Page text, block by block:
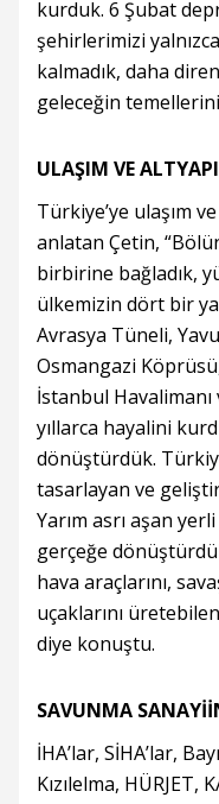
kurduk. 6 Şubat
şehirlerimizi
kalmadık, daha
geleceğin temellerini
ULAŞIM VE
Türkiye’ye ulaşım
anlatan Çetin,
birbirine bağladık,
ülkemizin dört bir
Avrasya Tüneli,
Osmangazi
İstanbul
yıllarca hayalini
dönüştürdük.
tasarlayan ve
Yarım asrı aşan
gerçeğe
hava araçlarını,
uçaklarını
diye konuştu.
SAVUNMA
İHA’lar, SİHA’lar,
Kızılelma, HÜRJET,